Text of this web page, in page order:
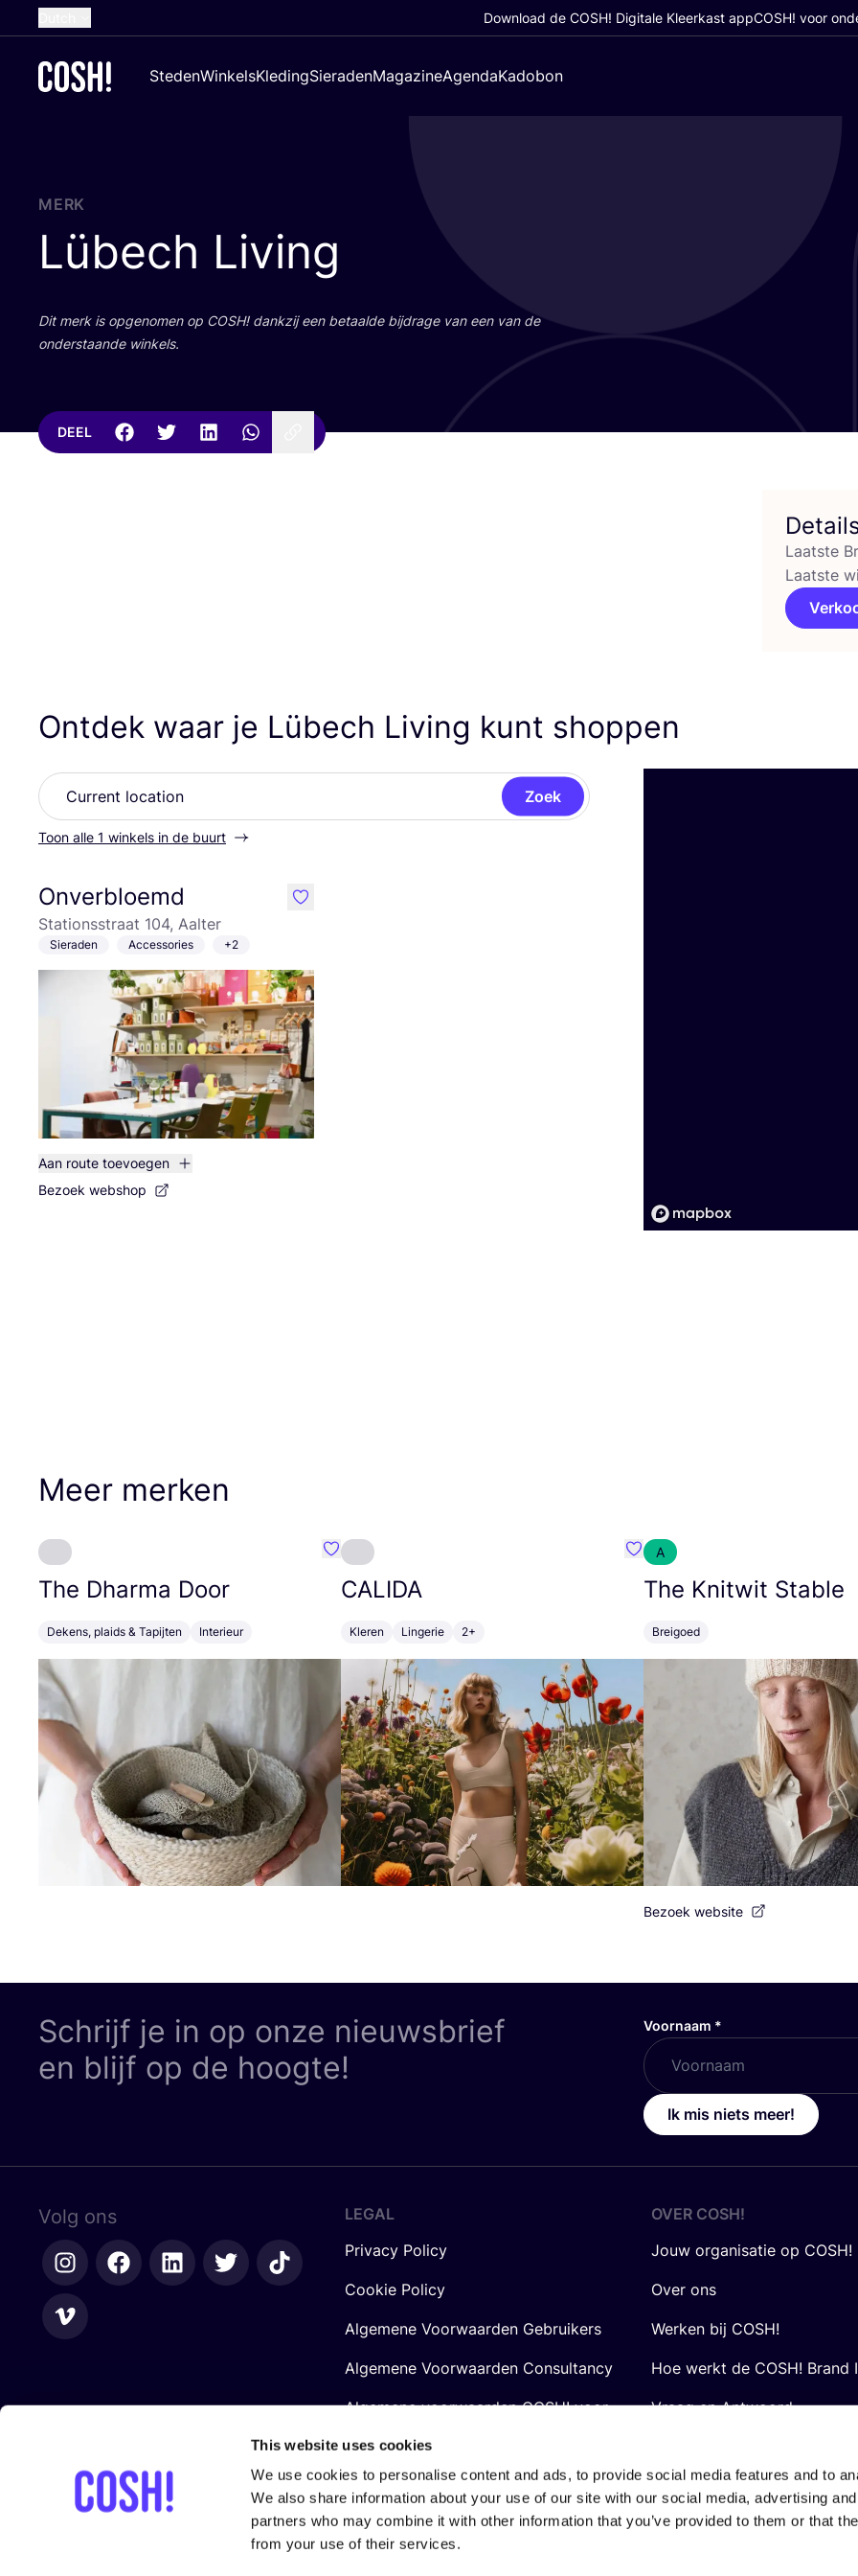
This website uses cookies
We use cookies to personalise content and ads, to provide social media features and to
We also share information about your use of our site with our social media, advertising
partners who may combine it with other information that you’ve provided to them or that
from your use of their services.
French
Croatian
Download de COSH! Digitale Kleerkast appCOSH! voor
StedenWinkelsKledingSieradenMagazineAgendaKadobon
MERK
Lübech Living
Dit merk is opge­no­men op COSH! dank­zij een betaal­de bij­dra­ge van een van de
onder­staan­de winkels.
DEEL
Laatste
Laatste
Ontdek waar je Lübech Living kunt shoppen
Zoek
Toon alle 1 winkels in de buurt
Onverbloemd
Stationsstraat 104, Aalter
Sieraden Accessories +2
Aan route toevoegen
Bezoek webshop
like
Meer merken
The Dharma Door
Dekens, plaids & Tapijten Interieur
Favoriete {naam}
CALIDA
Kleren Lingerie 2+
Favoriete {naam}
A
The Knitwit Stable
Breigoed
Bezoek website
Schrijf je in op onze nieuwsbrief
en blijf op de hoogte!
Voornaam *
Ik mis niets meer!
Volg ons
LEGAL
Privacy Policy
Cookie Policy
Algemene Voorwaarden Gebruikers
Algemene Voorwaarden Consultancy
Algemene voorwaarden COSH! voor
OVER COSH!
Jouw organisatie op COSH!
Over ons
Werken bij COSH!
Hoe werkt de COSH! Brand
Vraag en Antwoord